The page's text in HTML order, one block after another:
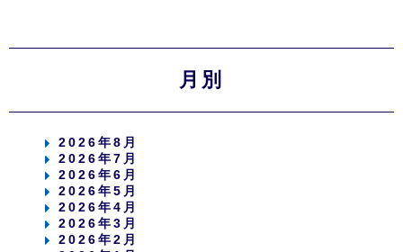
月別
2026年8月
2026年7月
2026年6月
2026年5月
2026年4月
2026年3月
2026年2月